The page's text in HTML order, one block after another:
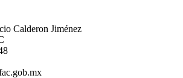
Calderon Jiménez